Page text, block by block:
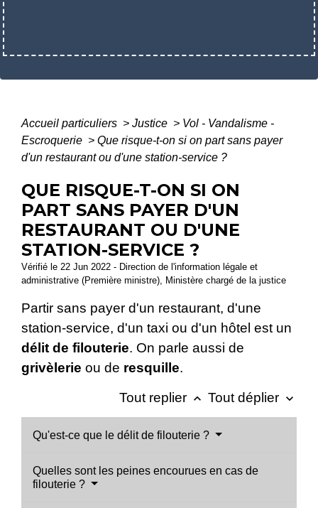
Accueil particuliers > Justice > Vol - Vandalisme -
Escroquerie > Que risque-t-on si on part sans payer
d'un restaurant ou d'une station-service ?
QUE RISQUE-T-ON SI ON
PART SANS PAYER D'UN
RESTAURANT OU D'UNE
STATION-SERVICE ?
Vérifié le 22 Jun 2022 - Direction de l'information légale et
administrative (Première ministre), Ministère chargé de la justice
Partir sans payer d'un restaurant, d'une
station-service, d'un taxi ou d'un hôtel est un
délit de filouterie. On parle aussi de
grivèlerie ou de resquille.
Tout replier keyboard_arrow_up Tout déplier keyboard_arrow_down
Qu'est-ce que le délit de filouterie ?
Quelles sont les peines encourues en cas de
filouterie ?